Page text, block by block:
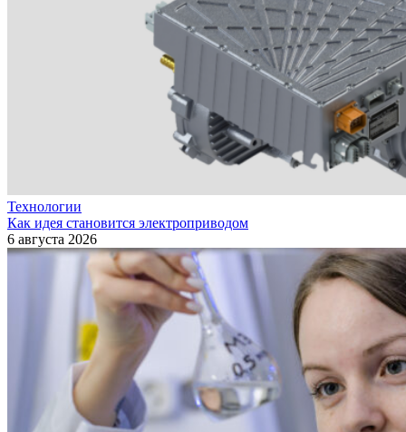
Технологии
Как идея становится электроприводом
6 августа 2026